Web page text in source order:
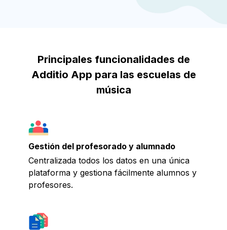
Principales funcionalidades de
Additio App para las escuelas de
música
Gestión del profesorado y alumnado
Centralizada todos los datos en una única
plataforma y gestiona fácilmente alumnos y
profesores.